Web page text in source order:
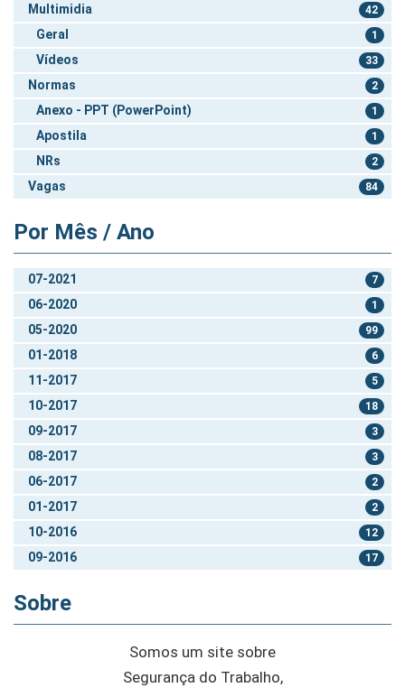
Multimidia 42
Geral 1
Vídeos 33
Normas 2
Anexo - PPT (PowerPoint) 1
Apostila 1
NRs 2
Vagas 84
Por Mês / Ano
07-2021 7
06-2020 1
05-2020 99
01-2018 6
11-2017 5
10-2017 18
09-2017 3
08-2017 3
06-2017 2
01-2017 2
10-2016 12
09-2016 17
Sobre
Somos um site sobre
Segurança do Trabalho,